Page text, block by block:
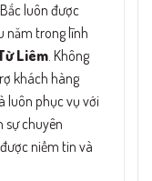
luôn được
năm trong lĩnh
Liêm. Không
khách hàng
luôn phục vụ với
sự chuyên
niềm tin và